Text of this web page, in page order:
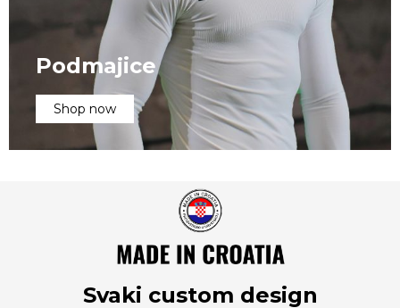
Podmajice
Shop now
Svaki custom design